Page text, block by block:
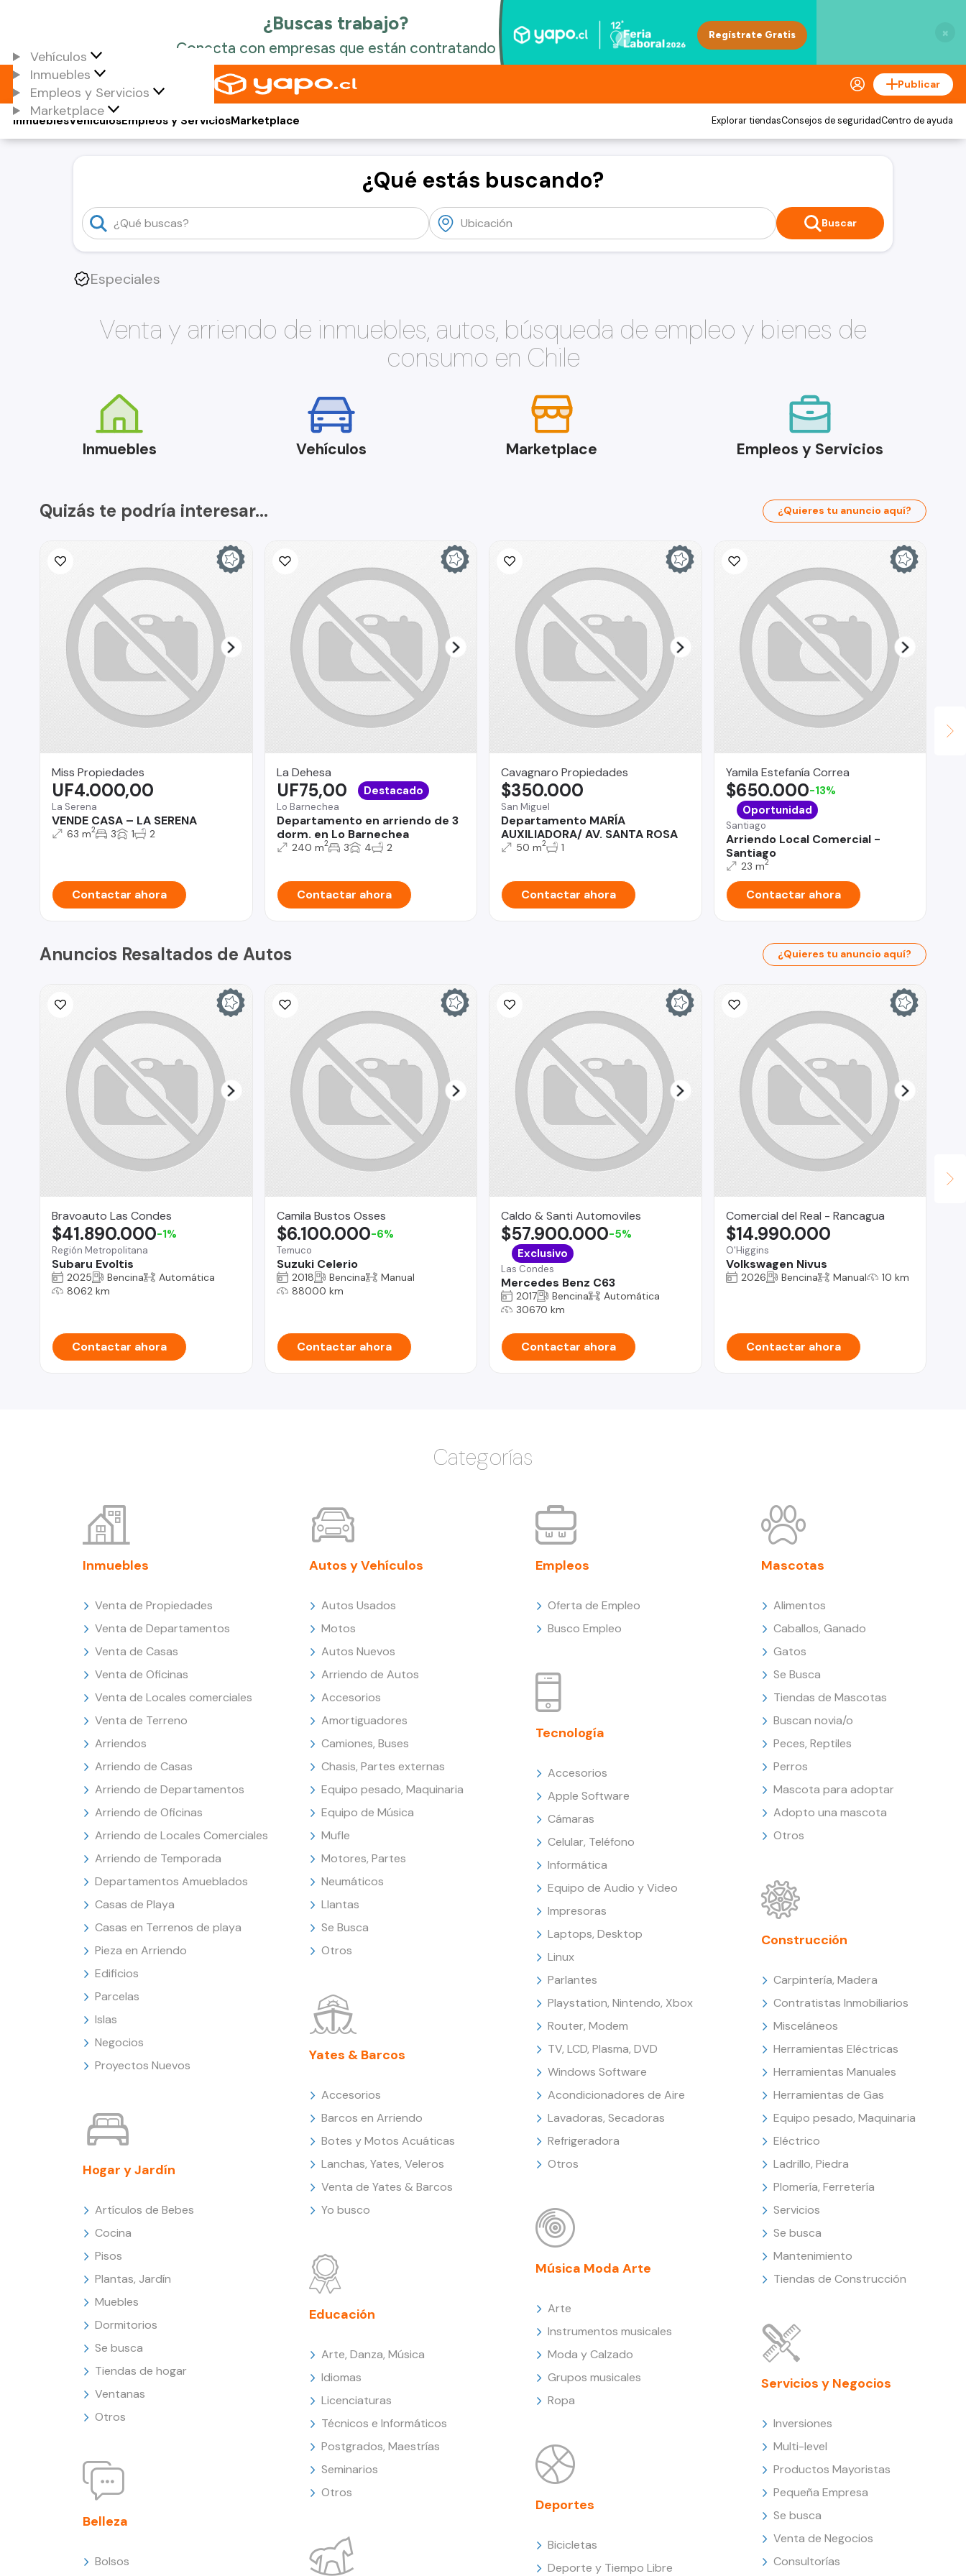
×
Vehículos
Inmuebles
Empleos y Servicios
Marketplace
Publicar
Vehículos
Inmuebles Empleos y ServiciosMarketplace Explorar tiendasConsejos de seguridadCentro de ayuda
¿Qué estás buscando?
Buscar
Especiales
Venta y arriendo de inmuebles, autos, búsqueda de empleo y bienes de
consumo en Chile
Inmuebles Vehículos Marketplace Empleos y Servicios
Quizás te podría interesar... ¿Quieres tu anuncio aquí?
Miss Propiedades
La Serena
VENDE CASA – LA SERENA
UF4.000,00
63 m2 3 1 2
Contactar ahora
La Dehesa
Lo Barnechea
Departamento en arriendo de 3
dorm. en Lo Barnechea
UF75,00 Destacado
240 m2 3 4 2
Contactar ahora
Cavagnaro Propiedades
San Miguel
Departamento MARÍA
AUXILIADORA/ AV. SANTA ROSA
$350.000
50 m2 1
Contactar ahora
Yamila Estefanía Correa
Santiago
Arriendo Local Comercial -
Santiago
$650.000-13%
Oportunidad
23 m2
Contactar ahora
Anuncios Resaltados de Autos ¿Quieres tu anuncio aquí?
Bravoauto Las Condes
Región Metropolitana
Subaru Evoltis
$41.890.000-1%
2025 Bencina
Automática
8062 km
Contactar ahora
Camila Bustos Osses
Temuco
Suzuki Celerio
$6.100.000-6%
2018 Bencina
Manual
88000 km
Contactar ahora
Caldo & Santi Automoviles
Las Condes
Mercedes Benz C63
$57.900.000-5%
Exclusivo
2017 Bencina
Automática
30670 km
Contactar ahora
Comercial del Real - Rancagua
O'Higgins
Volkswagen Nivus
$14.990.000
2026 Bencina Manual 10 km
Contactar ahora
Categorías
Inmuebles
Venta de Propiedades
Venta de Departamentos
Venta de Casas
Venta de Oficinas
Venta de Locales comerciales
Venta de Terreno
Arriendos
Arriendo de Casas
Arriendo de Departamentos
Arriendo de Oficinas
Arriendo de Locales Comerciales
Arriendo de Temporada
Departamentos Amueblados
Casas de Playa
Casas en Terrenos de playa
Pieza en Arriendo
Edificios
Parcelas
Islas
Negocios
Proyectos Nuevos
Hogar y Jardín
Artículos de Bebes
Cocina
Pisos
Plantas, Jardín
Muebles
Dormitorios
Se busca
Tiendas de hogar
Ventanas
Otros
Belleza
Bolsos
Autos y Vehículos
Autos Usados
Motos
Autos Nuevos
Arriendo de Autos
Accesorios
Amortiguadores
Camiones, Buses
Chasis, Partes externas
Equipo pesado, Maquinaria
Equipo de Música
Mufle
Motores, Partes
Neumáticos
Llantas
Se Busca
Otros
Yates & Barcos
Accesorios
Barcos en Arriendo
Botes y Motos Acuáticas
Lanchas, Yates, Veleros
Venta de Yates & Barcos
Yo busco
Educación
Arte, Danza, Música
Idiomas
Licenciaturas
Técnicos e Informáticos
Postgrados, Maestrías
Seminarios
Otros
Empleos
Oferta de Empleo
Busco Empleo
Tecnología
Accesorios
Apple Software
Cámaras
Celular, Teléfono
Informática
Equipo de Audio y Video
Impresoras
Laptops, Desktop
Linux
Parlantes
Playstation, Nintendo, Xbox
Router, Modem
TV, LCD, Plasma, DVD
Windows Software
Acondicionadores de Aire
Lavadoras, Secadoras
Refrigeradora
Otros
Música Moda Arte
Arte
Instrumentos musicales
Moda y Calzado
Grupos musicales
Ropa
Deportes
Bicicletas
Deporte y Tiempo Libre
Mascotas
Alimentos
Caballos, Ganado
Gatos
Se Busca
Tiendas de Mascotas
Buscan novia/o
Peces, Reptiles
Perros
Mascota para adoptar
Adopto una mascota
Otros
Construcción
Carpintería, Madera
Contratistas Inmobiliarios
Misceláneos
Herramientas Eléctricas
Herramientas Manuales
Herramientas de Gas
Equipo pesado, Maquinaria
Eléctrico
Ladrillo, Piedra
Plomería, Ferretería
Servicios
Se busca
Mantenimiento
Tiendas de Construcción
Servicios y Negocios
Inversiones
Multi-level
Productos Mayoristas
Pequeña Empresa
Se busca
Venta de Negocios
Consultorías